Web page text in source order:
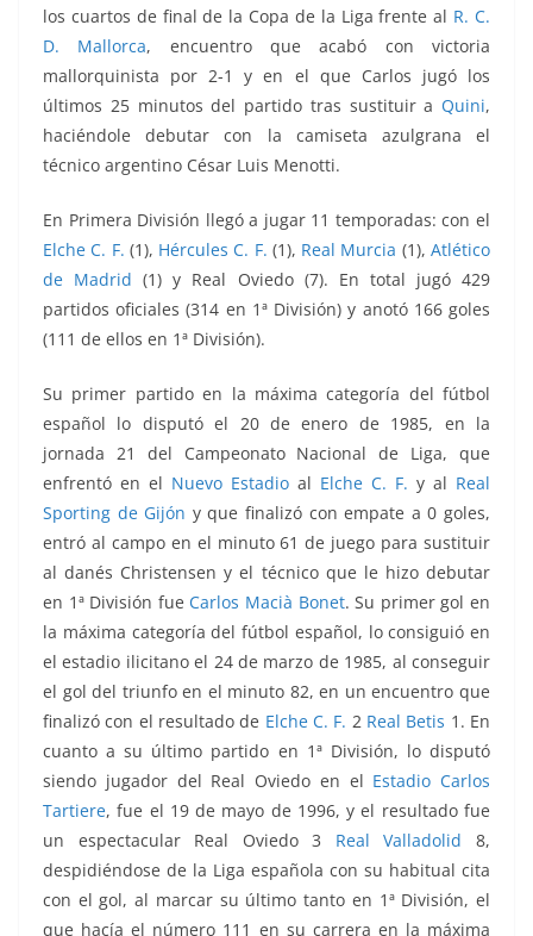
los cuartos de final de la Copa de la Liga frente al R. C.
D. Mallorca, encuentro que acabó con victoria
mallorquinista por 2-1 y en el que Carlos jugó los
últimos 25 minutos del partido tras sustituir a Quini,
haciéndole debutar con la camiseta azulgrana el
técnico argentino César Luis Menotti.
En Primera División llegó a jugar 11 temporadas: con el
Elche C. F. (1), Hércules C. F. (1), Real Murcia (1),Atlético
de Madrid (1) y Real Oviedo (7). En total jugó 429
partidos oficiales (314 en 1ª División) y anotó 166 goles
(111 de ellos en 1ª División).
Su primer partido en la máxima categoría del fútbol
español lo disputóel 20 de enero de 1985, en la
jornada 21 del Campeonato Nacional de Liga, que
enfrentó en el Nuevo Estadio al Elche C. F. y al Real
Sporting de Gijón y que finalizó con empate a 0 goles,
entró al campo en el minuto 61 de juego para sustituir
al danés Christenseny el técnico que le hizo debutar
en 1ª División fue Carlos Macià Bonet. Su primer gol en
la máxima categoría del fútbol español, lo consiguió en
el estadio ilicitano el 24 de marzo de 1985, al conseguir
el gol del triunfo en el minuto 82, en un encuentro que
finalizó con el resultado de Elche C. F. 2 Real Betis 1. En
cuanto a su último partido en 1ª División, lo disputó
siendo jugador del Real Oviedo en el Estadio Carlos
Tartiere, fue el 19 de mayo de 1996, y el resultado fue
un espectacular Real Oviedo 3 Real Valladolid 8,
despidiéndose de la Liga española con su habitual cita
con el gol, al marcar su último tanto en 1ª División, el
que hacía el número 111 en su carrera en la máxima